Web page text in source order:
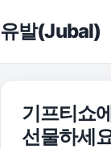
유발(Jubal)
기프티쇼
선물하세